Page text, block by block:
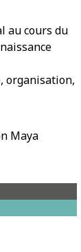
au cours du
organisation,
Maya